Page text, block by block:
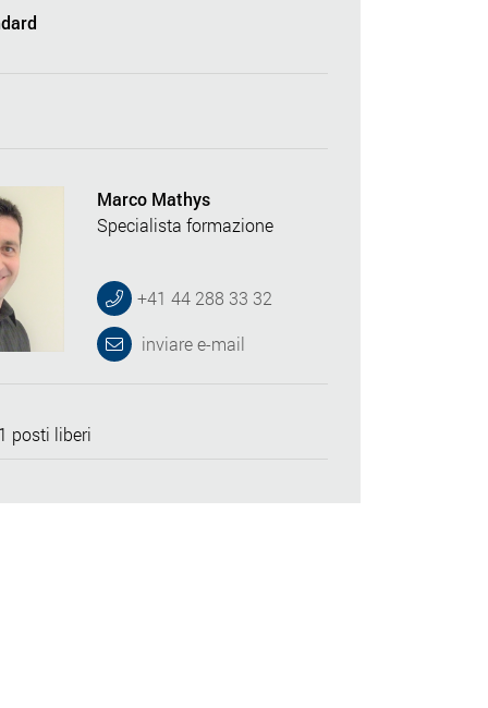
Marco Mathys
Specialista formazione
+41 44 288 33 32
inviare e-mail
posti liberi